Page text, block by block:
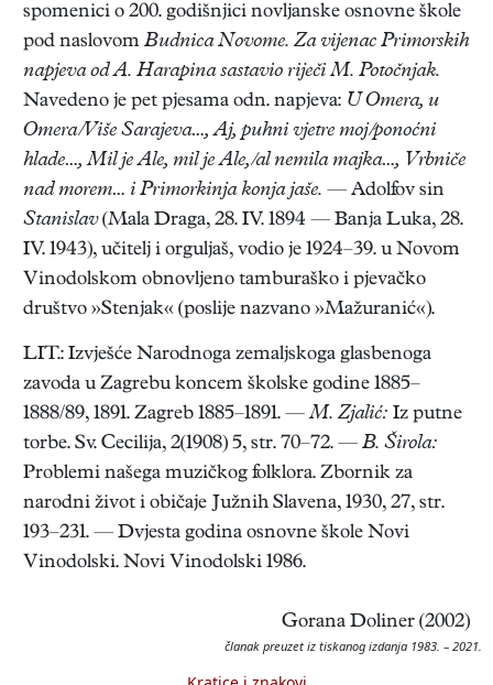
spomenici o 200. godišnjici novljanske osnovne škole
pod naslovom Budnica Novome. Za vijenac Primorskih
napjeva od A. Harapina sastavio riječi M. Potočnjak.
Navedeno je pet pjesama odn. napjeva: U Omera, u
Omera/Više Sarajeva…, Aj, puhni vjetre moj/ponoćni
hlade…, Mil je Ale, mil je Ale,/al nemila majka…, Vrbniče
nad morem… i Primorkinja konja jaše. — Adolfov sin
Stanislav(Mala Draga, 28. IV. 1894 — Banja Luka, 28.
IV. 1943), učitelj i orguljaš, vodio je 1924–39. u Novom
Vinodolskom obnovljeno tamburaško i pjevačko
društvo »Stenjak« (poslije nazvano »Mažuranić«).
LIT.: Izvješće Narodnoga zemaljskoga glasbenoga
zavoda u Zagrebu koncem školske godine 1885–
1888/89, 1891. Zagreb 1885–1891. —M. Zjalić: Iz putne
torbe. Sv. Cecilija, 2(1908) 5, str. 70–72. — B. Širola:
Problemi našega muzičkog folklora. Zbornik za
narodni život i običaje Južnih Slavena, 1930, 27, str.
193–231. — Dvjesta godina osnovne škole Novi
Vinodolski. Novi Vinodolski 1986.
Gorana Doliner (2002)
članak preuzet iz tiskanog izdanja 1983. – 2021.